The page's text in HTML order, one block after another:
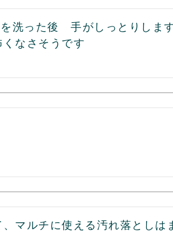
洗った後　手がしっとりしま
なさそうです
マルチに使える汚れ落としは